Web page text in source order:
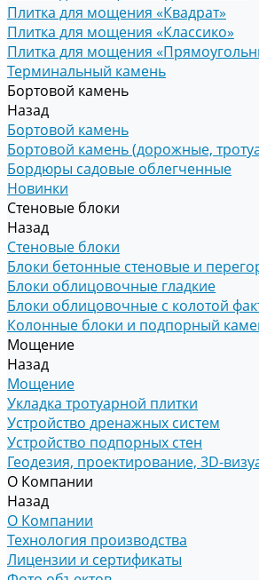
Плитка для мощения «Квадрат»
Плитка для мощения «Классико»
Плитка для мощения
Терминальный камень
Бортовой камень
Назад
Бортовой камень
Бортовой камень (дорожные,
Бордюры садовые облегченные
Новинки
Стеновые блоки
Назад
Стеновые блоки
Блоки бетонные стеновые и
Блоки облицовочные гладкие
Блоки облицовочные с колотой
Колонные блоки и подпорный
Мощение
Назад
Мощение
Укладка тротуарной плитки
Устройство дренажных систем
Устройство подпорных стен
Геодезия, проектирование, 3D-
О Компании
Назад
О Компании
Технология производства
Лицензии и сертификаты